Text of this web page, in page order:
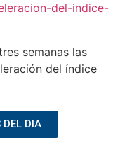
del-indice-
semanas las
del índice
DIA